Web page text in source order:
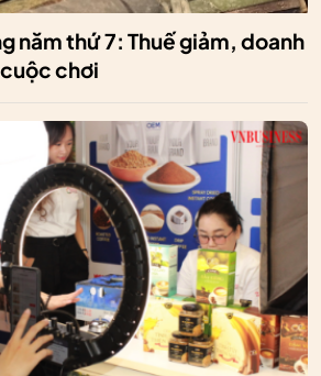
năm thứ 7: Thuế giảm, doanh
chơi